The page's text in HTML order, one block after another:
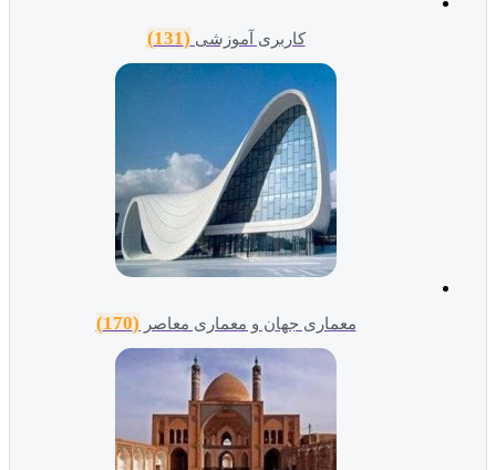
کاربری آموزشی(131)
معماری جهان و معماری معاصر(170)